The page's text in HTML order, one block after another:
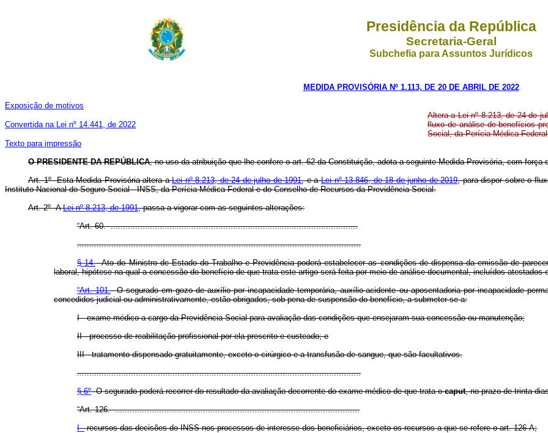
Presidência da República
Secretaria-Geral
Subchefia para Assuntos Jurídicos
MEDIDA PROVISÓRIA Nº 1.113, DE 20 DE ABRIL DE 2022
Exposição de motivos
Convertida na Lei nº 14.441, de 2022
Texto para impressão
Altera a Lei nº 8.213, de 24 de
fluxo de análise de benefícios
Social, da Perícia Médica
O PRESIDENTE DA REPÚBLICA, no uso da atribuição que lhe confere o art. 62 da Constituição, adota a seguinte Medida Provisória, com força
Art. 1º Esta Medida Provisória altera aLei nº 8.213, de 24 de julho de 1991, e aLei nº 13.846, de 18 de junho de 2019, para dispor sobre o
Instituto Nacional do Seguro Social - INSS, da Perícia Médica Federal e do Conselho de Recursos da Previdência Social.
Art. 2º ALei nº 8.213, de 1991, passa a vigorar com as seguintes alterações:
“Art. 60. .....................................................................................................
....................................................................................................................
§ 14.Ato do Ministro de Estado do Trabalho e Previdência poderá estabelecer as condições de dispensa da emissão de
laboral, hipótese na qual a concessão do benefício de que trata este artigo será feita por meio de análise documental, incluídos atestados
“Art. 101.O segurado em gozo de auxílio por incapacidade temporária, auxílio-acidente ou aposentadoria por incapacidade
concedidos judicial ou administrativamente, estão obrigados, sob pena de suspensão do benefício, a submeter-se a:
I - exame médico a cargo da Previdência Social para avaliação das condições que ensejaram sua concessão ou manutenção;
II - processo de reabilitação profissional por ela prescrito e custeado; e
III - tratamento dispensado gratuitamente, exceto o cirúrgico e a transfusão de sangue, que são facultativos.
....................................................................................................................
§ 6ºO segurado poderá recorrer do resultado da avaliação decorrente do exame médico de que trata ocaput, no prazo de trinta
“Art. 126. ....................................................................................................
I -recursos das decisões do INSS nos processos de interesse dos beneficiários, exceto os recursos a que se refere o art. 126-A;